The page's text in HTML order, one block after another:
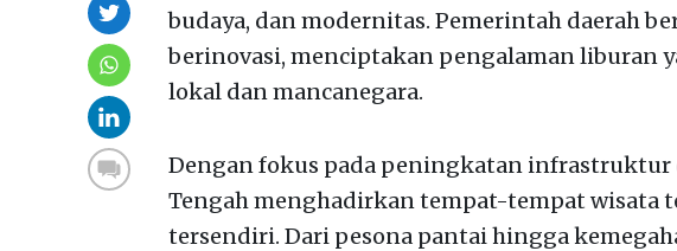
budaya, dan modernitas. Pemerintah daerah
berinovasi, menciptakan pengalaman liburan
lokal dan mancanegara.
Dengan fokus pada peningkatan infrastruktur
Tengah menghadirkan tempat-tempat wisata
tersendiri. Dari pesona pantai hingga